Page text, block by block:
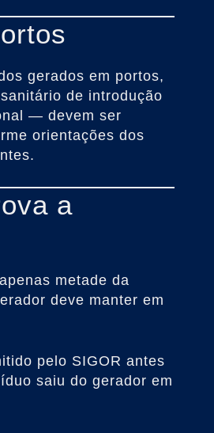
gerados em portos,
de introdução
— devem ser
orientações dos
a
metade da
deve manter em
pelo SIGOR antes
saiu do gerador em